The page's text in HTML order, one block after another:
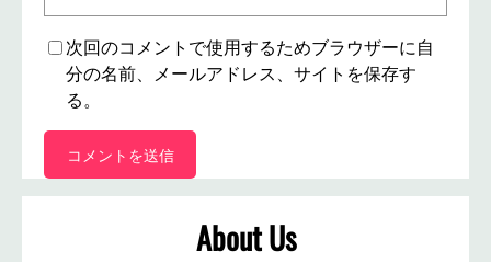
次回のコメントで使用するためブラウザーに自
分の名前、メールアドレス、サイトを保存す
る。
About Us